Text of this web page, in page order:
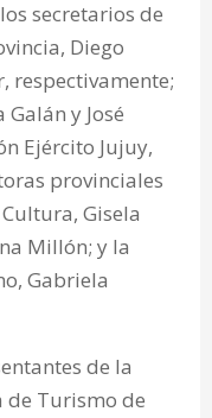
secretarios de
Diego
respectivamente;
y José
Ejército Jujuy,
provinciales
Gisela
Millón; y la
Gabriela
de la
de Turismo de